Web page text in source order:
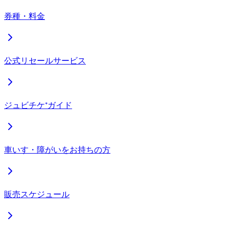
券種・料金
公式リセールサービス
ジュビチケ⁺ガイド
車いす・障がいをお持ちの方
販売スケジュール